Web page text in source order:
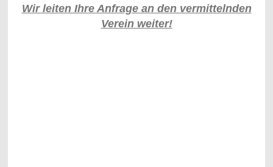
Wir leiten Ihre Anfrage an den vermittelnden
Verein weiter!